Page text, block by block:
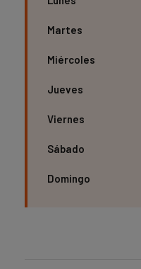
Martes
Miércoles
Jueves
Viernes
Sábado
Domingo